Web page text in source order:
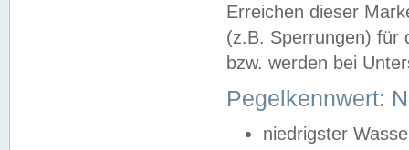
Erreichen dieser
(z.B. Sperrungen) für
bzw. werden bei
Pegelkennwert:
niedrigster